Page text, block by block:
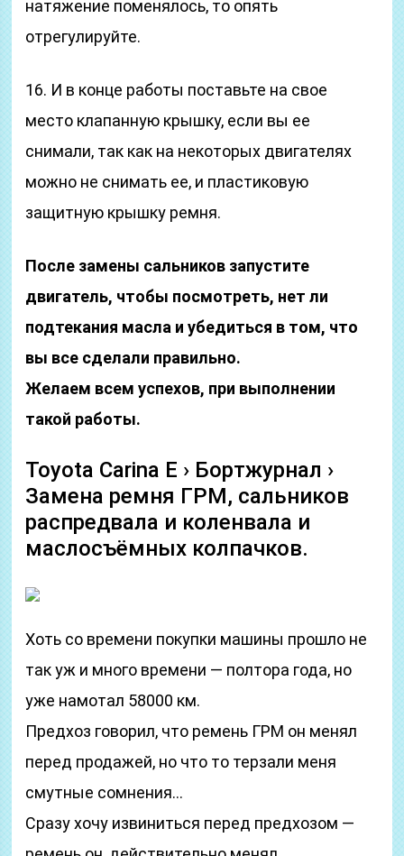
натяжение поменялось, то опять
отрегулируйте.
16. И в конце работы поставьте на свое
место клапанную крышку, если вы ее
снимали, так как на некоторых двигателях
можно не снимать ее, и пластиковую
защитную крышку ремня.
После замены сальников запустите
двигатель, чтобы посмотреть, нет ли
подтекания масла и убедиться в том, что
вы все сделали правильно.
Желаем всем успехов, при выполнении
такой работы.
Toyota Carina E › Бортжурнал ›
Замена ремня ГРМ, сальников
распредвала и коленвала и
маслосъёмных колпачков.
Хоть со времени покупки машины прошло не
так уж и много времени — полтора года, но
уже намотал 58000 км.
Предхоз говорил, что ремень ГРМ он менял
перед продажей, но что то терзали меня
смутные сомнения…
Сразу хочу извиниться перед предхозом —